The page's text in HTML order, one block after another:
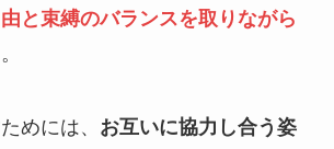
と束縛のバランスを取りながら
めには、 お互いに協力し合う姿